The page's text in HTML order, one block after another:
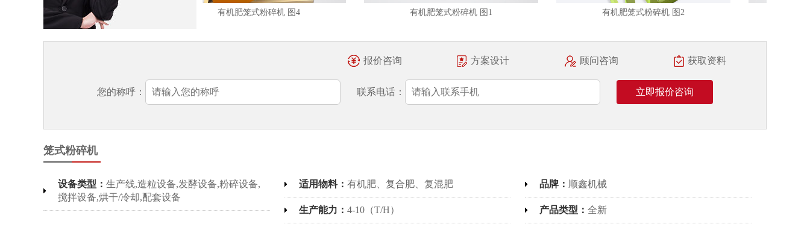
有机肥笼式粉碎机 图3 有机肥笼式粉碎机 图4 有机肥笼式粉碎机 图1 有机肥笼式粉碎机 图2
报价咨询 方案设计 顾问咨询 获取资料
您的称呼： 联系电话： 立即报价咨询
笼式粉碎机
设备类型： 生产线,造粒设备,发酵设备,粉碎设备,
搅拌设备,烘干/冷却,配套设备
适用物料： 有机肥、复合肥、复混肥 品牌： 顺鑫机械
生产能力： 4-10（T/H） 产品类型：全新